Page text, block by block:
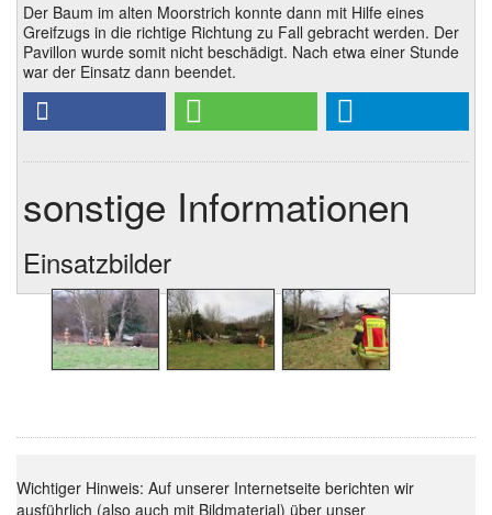
Der Baum im alten Moorstrich konnte dann mit Hilfe eines
Greifzugs in die richtige Richtung zu Fall gebracht werden. Der
Pavillon wurde somit nicht beschädigt. Nach etwa einer Stunde
war der Einsatz dann beendet.
sonstige Informationen
Einsatzbilder
Wichtiger Hinweis: Auf unserer Internetseite berichten wir
ausführlich (also auch mit Bildmaterial) über unser